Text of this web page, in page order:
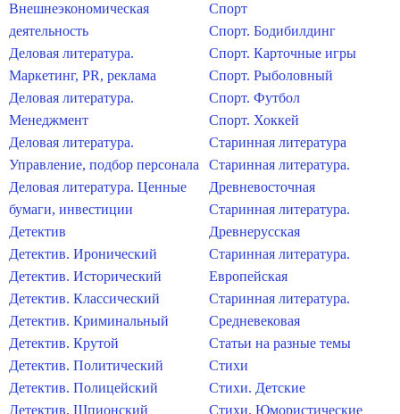
Внешнеэкономическая
деятельность
Деловая литература.
Маркетинг, PR, реклама
Деловая литература.
Менеджмент
Деловая литература.
Управление, подбор персонала
Деловая литература. Ценные
бумаги, инвестиции
Детектив
Детектив. Иронический
Детектив. Исторический
Детектив. Классический
Детектив. Криминальный
Детектив. Крутой
Детектив. Политический
Детектив. Полицейский
Детектив. Шпионский
Спорт
Спорт. Бодибилдинг
Спорт. Карточные игры
Спорт. Рыболовный
Спорт. Футбол
Спорт. Хоккей
Старинная литература
Старинная литература.
Древневосточная
Старинная литература.
Древнерусская
Старинная литература.
Европейская
Старинная литература.
Средневековая
Статьи на разные темы
Стихи
Стихи. Детские
Стихи. Юмористические